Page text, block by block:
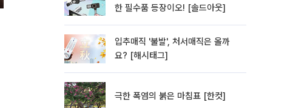
한 필수품 등장이오! [솔드아웃]
입추매직 '불발', 처서매직은 올까
요? [해시태그]
극한 폭염의 붉은 마침표 [한컷]